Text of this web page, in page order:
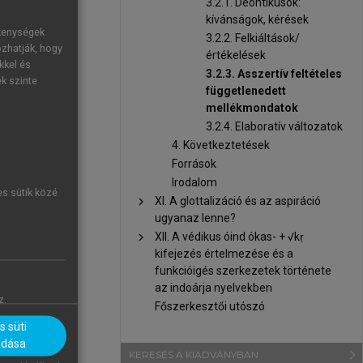
azok
3.2.1. Deontikusok:
kívánságok, kérések
3.2.2. Felkiáltások/
értékelések
3.2.3. Asszertív feltételes
függetlenedett
mellékmondatok
3.2.4. Elaboratív változatok
4. Következtetések
Források
Irodalom
chevron_right
XI. A glottalizáció és az aspiráció
ugyanaz lenne?
chevron_right
XII. A védikus óind ókas- + √kṛ
kifejezés értelmezése és a
funkcióigés szerkezetek története
az indoárja nyelvekben
Főszerkesztői utószó
KERESÉS A KIADVÁNYBAN
hogy
és
szinte
sütik közé
süti